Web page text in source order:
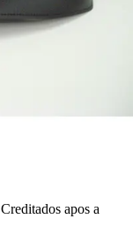
Creditados apos a